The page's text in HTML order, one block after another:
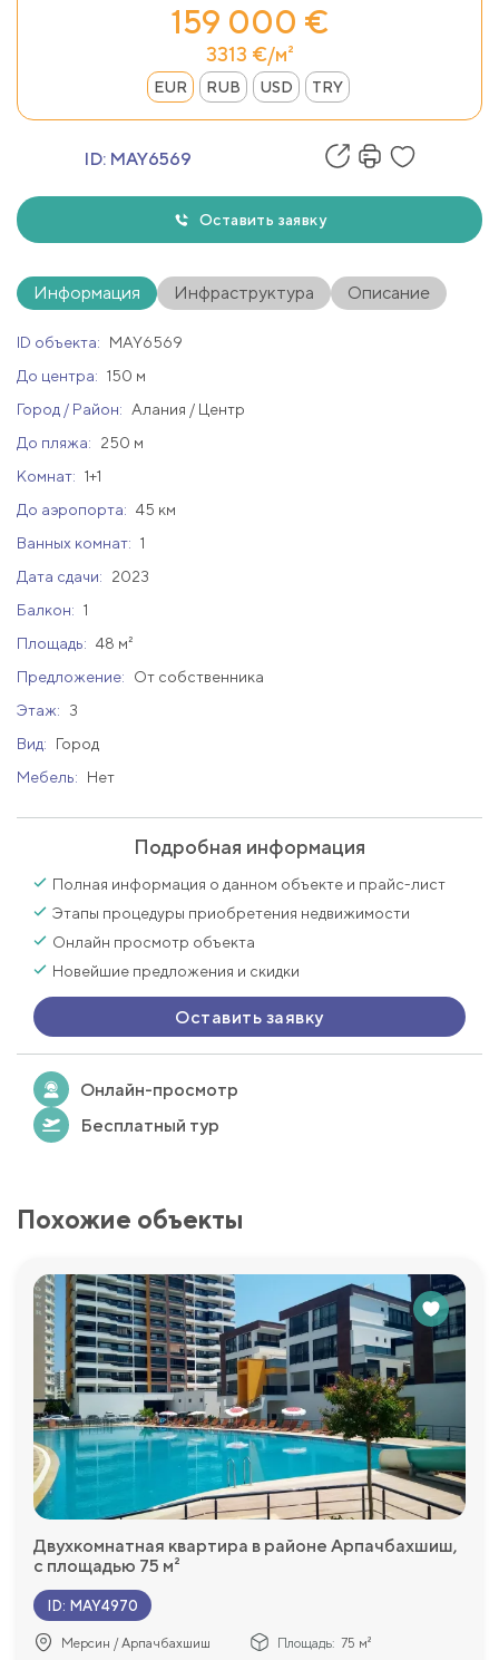
159 000 €
3313 €/м²
EUR RUB USD TRY
ID: MAY6569
Оставить заявку
Информация Инфраструктура Описание
ID объекта:
MAY6569
До центра: 150 м
Город / Район:
Алания / Центр
До пляжа:
250 м
Комнат: 1+1
До аэропорта: 45 км
Ванных комнат: 1
Дата сдачи:
2023
Балкон: 1
Площадь: 48 м²
Предложение:
От собственника
Этаж:
3
Вид:
Город
Мебель:
Нет
Подробная информация
Полная информация о данном объекте и прайс-лист
Этапы процедуры приобретения недвижимости
Онлайн просмотр объекта
Новейшие предложения и скидки
Оставить заявку
Онлайн-просмотр
Бесплатный тур
Похожие объекты
Двухкомнатная квартира в районе Арпачбахшиш,
с площадью 75 м²
ID: MAY4970
Мерсин / Арпачбахшиш Площадь: 75 м²